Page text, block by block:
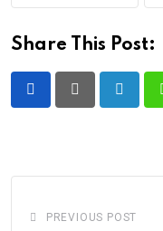
Share This Post:
PREVIOUS POST